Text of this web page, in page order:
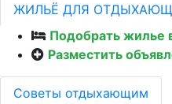
ЖИЛЬЁ ДЛЯ
Подобрать жилье
Разместить
Советы отдыхающим